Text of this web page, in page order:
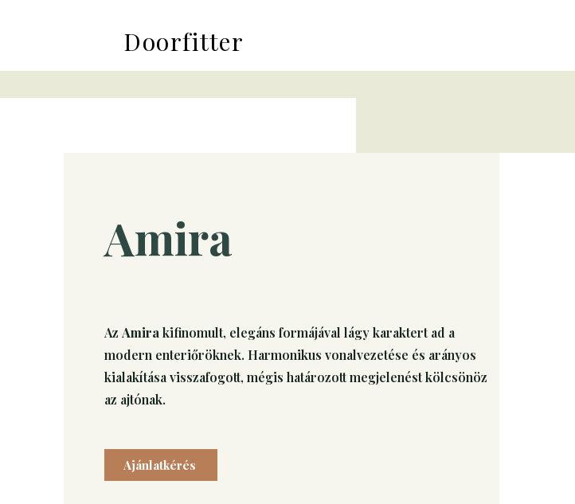
Doorfitter
Amira
Az Amirakifinomult, elegáns formájával lágy karaktert ad a
modern enteriőröknek. Harmonikus vonalvezetése és arányos
kialakítása visszafogott, mégis határozott megjelenést kölcsönöz
az ajtónak.
Ajánlatkérés